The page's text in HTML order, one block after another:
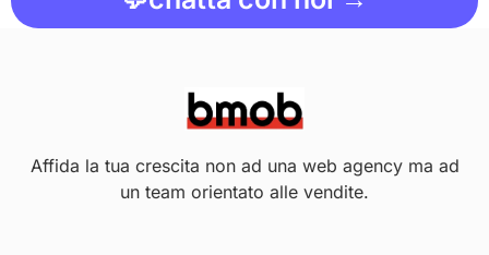
Affida la tua crescita non ad una web agency ma ad
un team orientato alle vendite.